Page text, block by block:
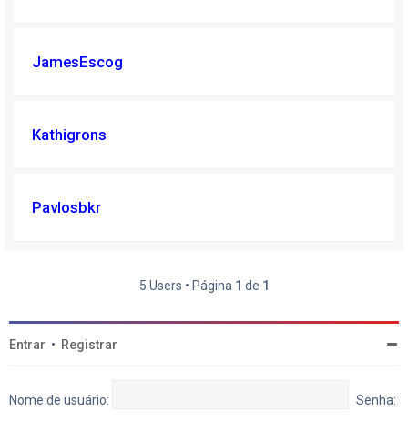
JamesEscog
Kathigrons
Pavlosbkr
5 Users • Página 1 de 1
Entrar • Registrar
Nome de usuário: Senha: